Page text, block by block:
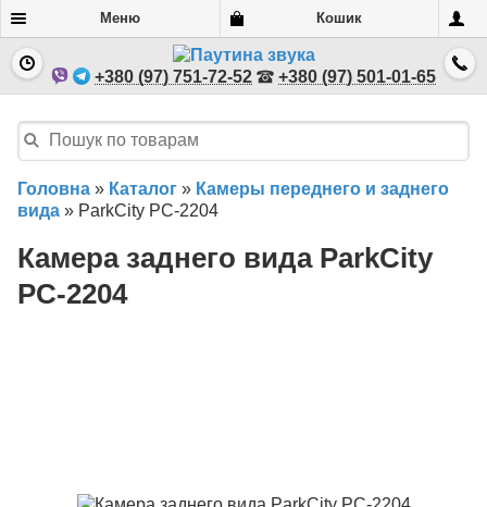
Меню Кошик
+380 (97) 751-72-52 +380 (97) 501-01-65
Головна » Каталог » Камеры переднего и заднего
вида » ParkCity PC-2204
Камера заднего вида ParkCity
PC-2204